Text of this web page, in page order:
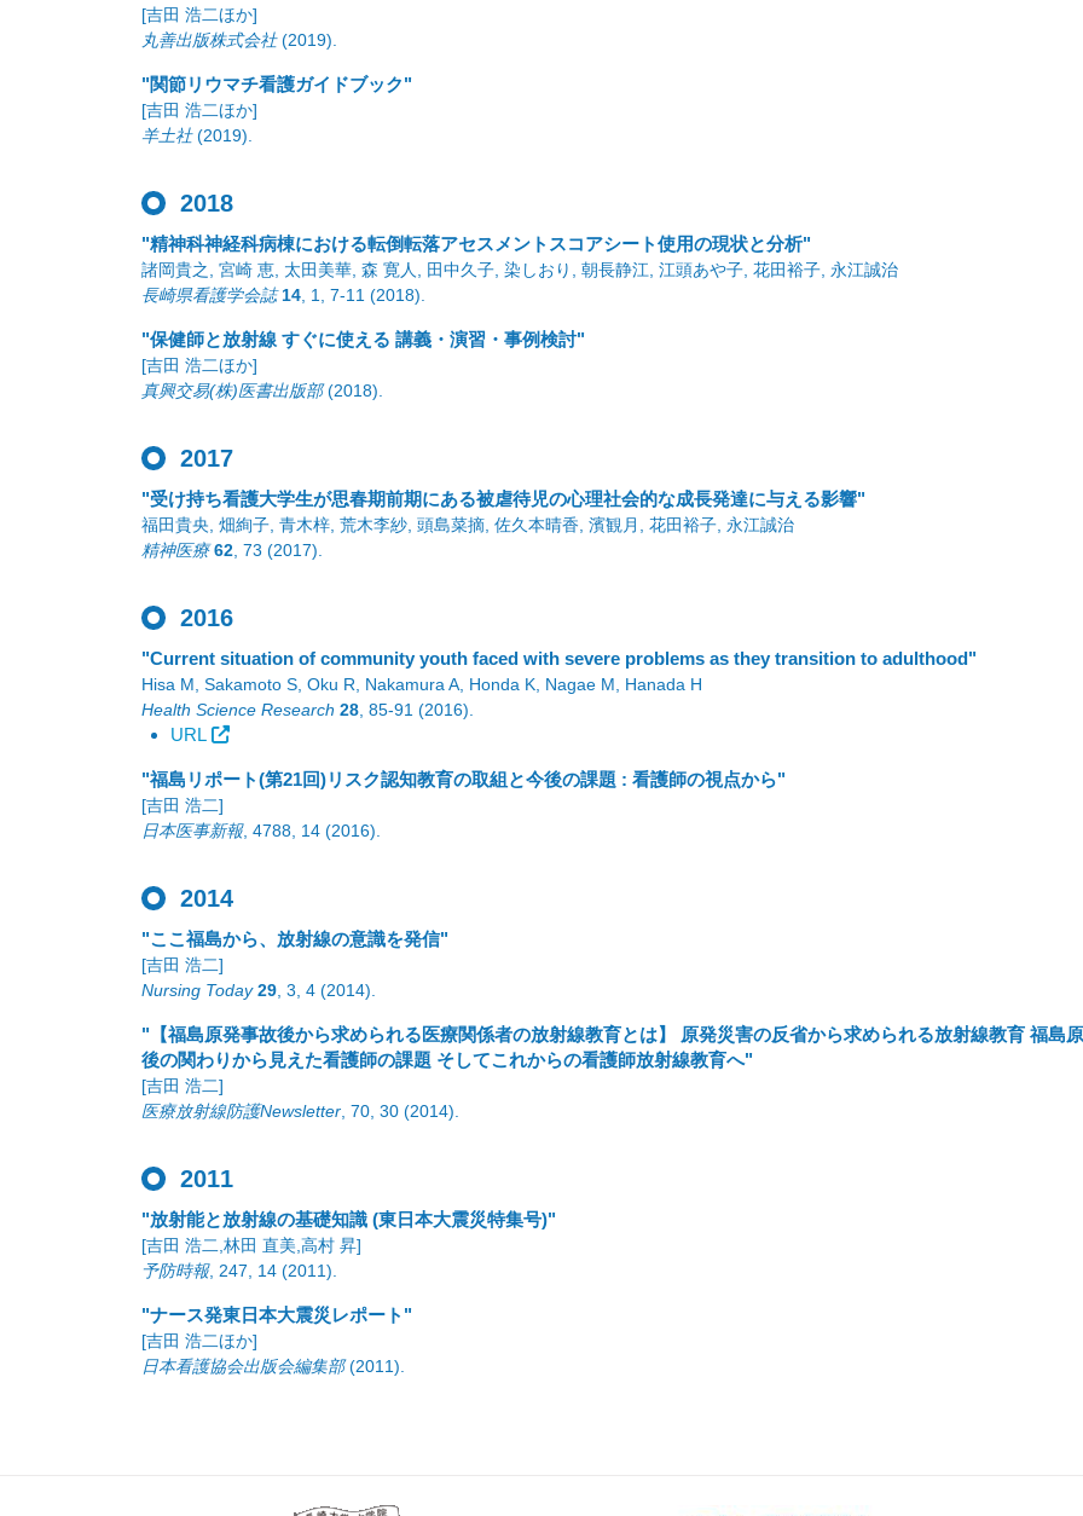
[吉田 浩二ほか]
丸善出版株式会社 (2019)
"関節リウマチ看護ガイドブック"
[吉田 浩二ほか]
羊土社 (2019)
2018
"精神科神経科病棟における転倒転落アセスメントスコアシート使用の現状と分析"
諸岡貴之, 宮崎 恵, 太田美華, 森 寛人, 田中久子, 染しおり, 朝長静江, 江頭あや子, 花田裕子, 永江誠治
長崎県看護学会誌 14 1 7-11 (2018)
"保健師と放射線 すぐに使える 講義・演習・事例検討"
[吉田 浩二ほか]
真興交易(株)医書出版部 (2018)
2017
"受け持ち看護大学生が思春期前期にある被虐待児の心理社会的な成長発達に与える影響"
福田貴央, 畑絢子, 青木梓, 荒木李紗, 頭島菜摘, 佐久本晴香, 濱観月, 花田裕子, 永江誠治
精神医療 62 73 (2017)
2016
"Current situation of community youth faced with severe problems as they transition to adulthood"
Hisa M, Sakamoto S, Oku R, Nakamura A, Honda K, Nagae M, Hanada H
Health Science Research 28 85-91 (2016)
URL
"福島リポート(第21回)リスク認知教育の取組と今後の課題 : 看護師の視点から"
[吉田 浩二]
日本医事新報, 4788 14 (2016)
2014
"ここ福島から、放射線の意識を発信"
[吉田 浩二]
Nursing Today 29 3 4 (2014)
"【福島原発事故後から求められる医療関係者の放射線教育とは】 原発災害の反省から求められる放射線教育 福島
後の関わりから見えた看護師の課題 そしてこれからの看護師放射線教育へ"
[吉田 浩二]
医療放射線防護Newsletter 70 30 (2014)
2011
"放射能と放射線の基礎知識 (東日本大震災特集号)"
[吉田 浩二,林田 直美,高村 昇]
予防時報, 247 14 (2011)
"ナース発東日本大震災レポート"
[吉田 浩二ほか]
日本看護協会出版会編集部 (2011)